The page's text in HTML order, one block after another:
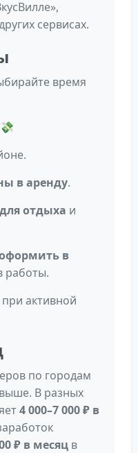
сервисах.
время
💸
в аренду.
отдыха и
в
работы.
активной
по городам
В разных
4 000–7 000 ₽ в
₽ в месяц в